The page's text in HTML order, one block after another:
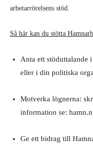
arbetarrörelsens stöd.
Så här kan du stötta
Anta ett stöduttalande
eller i din politiska
Motverka lögnerna:
information se:
Ge ett bidrag till